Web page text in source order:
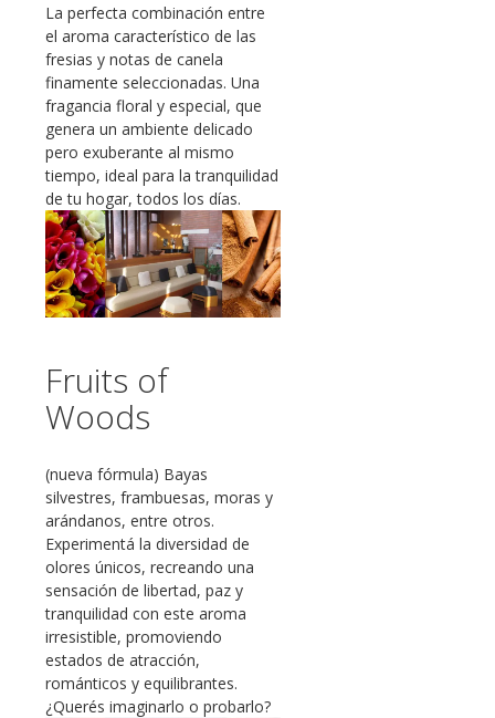
La perfecta combinación entre
el aroma característico de las
fresias y notas de canela
finamente seleccionadas. Una
fragancia floral y especial, que
genera un ambiente delicado
pero exuberante al mismo
tiempo, ideal para la tranquilidad
de tu hogar, todos los días.
Fruits of
Woods
(nueva fórmula) Bayas
silvestres, frambuesas, moras y
arándanos, entre otros.
Experimentá la diversidad de
olores únicos, recreando una
sensación de libertad, paz y
tranquilidad con este aroma
irresistible, promoviendo
estados de atracción,
románticos y equilibrantes.
¿Querés imaginarlo o probarlo?